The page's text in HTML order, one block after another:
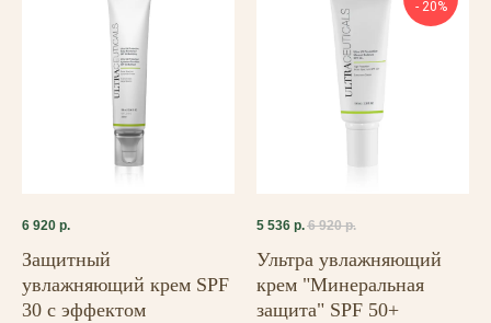
6 920 р.
Защитный
увлажняющий крем SPF
30 с эффектом
- 20%
5 536 р. 6 920 р.
Ультра увлажняющий
крем "Минеральная
защита" SPF 50+